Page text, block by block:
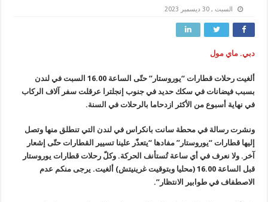
السبت , 30 ديسمبر 2023
دبي. ماي مول
ألغيت رحلات قطارات “يوروستار” حتّى الساعة 16.00 السبت في لندن
بسبب فيضانات في سكك حديد في جنوب إنجلترا عرقلت سفر آلاف الركاب
في نهاية أسبوع من الأكثر ازدحاما بالرحلات في السنة.
ونشرت رسالة في محطة سانت بانكراس في لندن التي تنطلق منها وتصل
إليها قطارات “يوروستار” مفادها “يتعذّر علينا تسيير القطارات حتّى إشعار
آخر. ولا نعرف في أي ساعة تُستأنف الحركة. وكلّ رحلات قطارات يوروستار
قبل الساعة 16.00 (محليا وبتوقيت غرينيتش) ألغيت. يرجى منكم عدم
الاصطفاف في طوابير الانتظار”.